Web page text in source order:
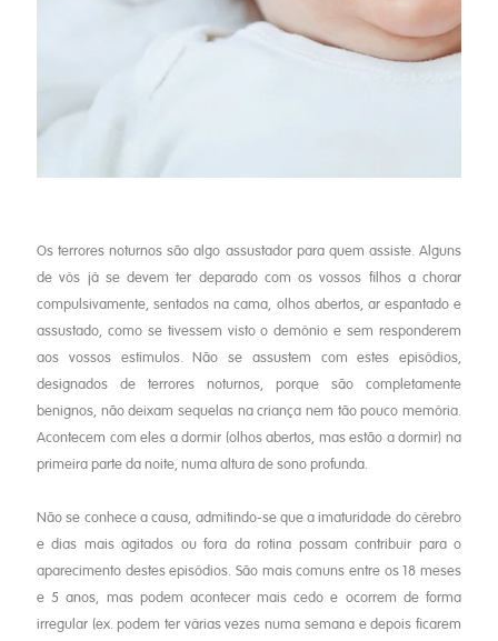
Os terrores noturnos são algo assustador para quem assiste. Alguns
de vós já se devem ter deparado com os vossos filhos a chorar
compulsivamente, sentados na cama, olhos abertos, ar espantado e
assustado, como se tivessem visto o demónio e sem responderem
aos vossos estímulos. Não se assustem com estes episódios,
designados de terrores noturnos, porque são completamente
benignos, não deixam sequelas na criança nem tão pouco memória.
Acontecem com eles a dormir (olhos abertos, mas estão a dormir) na
primeira parte da noite, numa altura de sono profunda.
Não se conhece a causa, admitindo-se que a imaturidade do cérebro
e dias mais agitados ou fora da rotina possam contribuir para o
aparecimento destes episódios. São mais comuns entre os 18 meses
e 5 anos, mas podem acontecer mais cedo e ocorrem de forma
irregular (ex. podem ter várias vezes numa semana e depois ficarem